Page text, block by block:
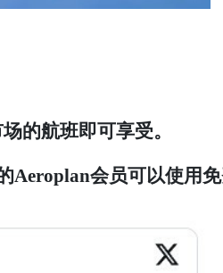
的航班即可享受。
Aeroplan会员可以使用免